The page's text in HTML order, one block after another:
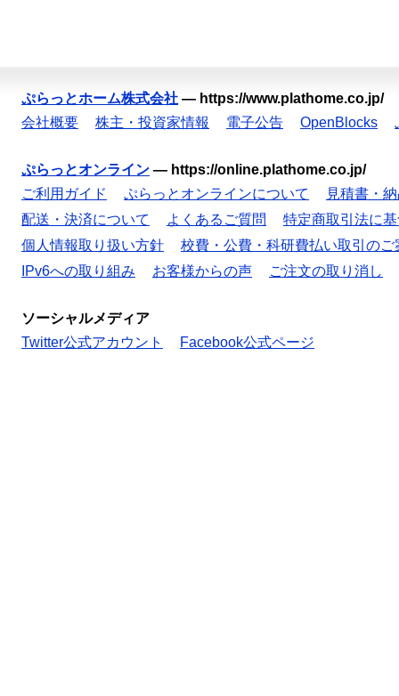
ぷらっとホーム株式会社 — https://www.plathome.co.jp/
会社概要
株主・投資家情報 電子公告 OpenBlocks
ぷらっとオンライン — https://online.plathome.co.jp/
ご利用ガイド
ぷらっとオンラインについて
見積書・
配送・決済について
よくあるご質問
特定商取引法に
個人情報取り扱い方針
校費・公費・科研費払い取引のご
IPv6への取り組み
お客様からの声 ご注文の取り消し
ソーシャルメディア
Twitter公式アカウント
Facebook公式ページ